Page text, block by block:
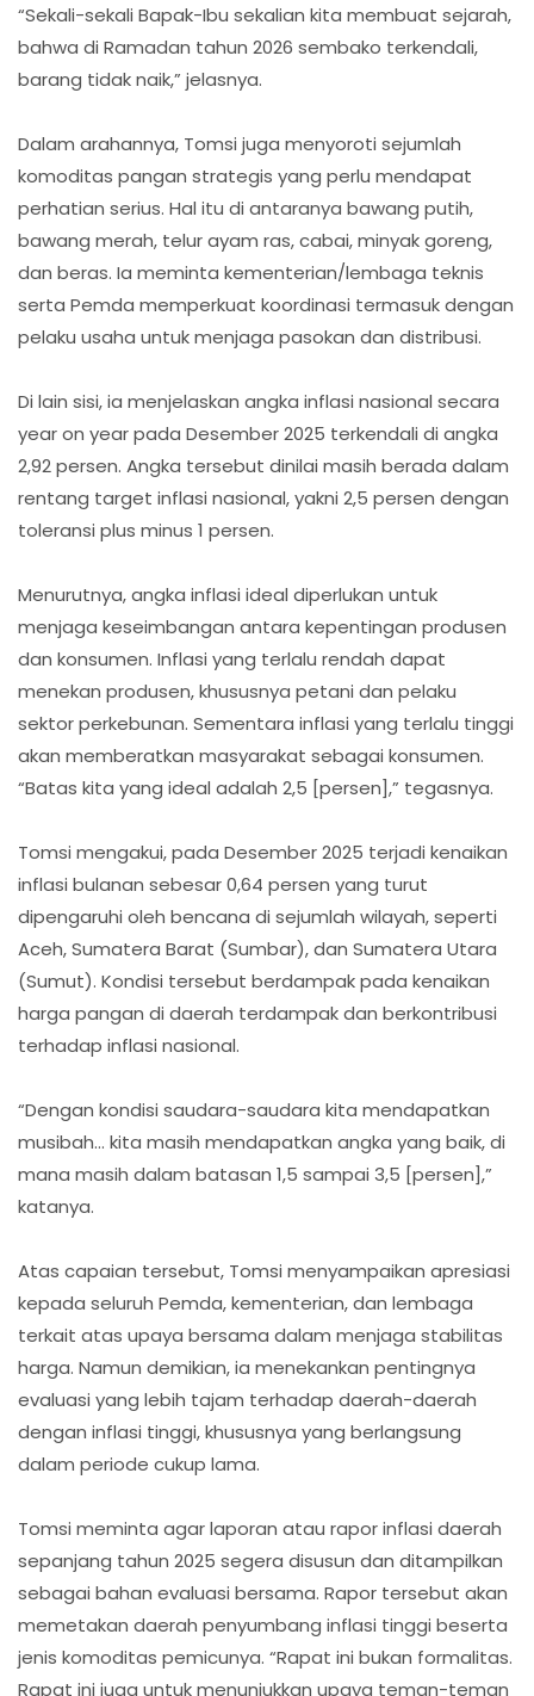
“Sekali-sekali Bapak-Ibu sekalian kita membuat sejarah,
bahwa di Ramadan tahun 2026 sembako terkendali,
barang tidak naik,” jelasnya.
Dalam arahannya, Tomsi juga menyoroti sejumlah
komoditas pangan strategis yang perlu mendapat
perhatian serius. Hal itu di antaranya bawang putih,
bawang merah, telur ayam ras, cabai, minyak goreng,
dan beras. Ia meminta kementerian/lembaga teknis
serta Pemda memperkuat koordinasi termasuk dengan
pelaku usaha untuk menjaga pasokan dan distribusi.
Di lain sisi, ia menjelaskan angka inflasi nasional secara
year on year pada Desember 2025 terkendali di angka
2,92 persen. Angka tersebut dinilai masih berada dalam
rentang target inflasi nasional, yakni 2,5 persen dengan
toleransi plus minus 1 persen.
Menurutnya, angka inflasi ideal diperlukan untuk
menjaga keseimbangan antara kepentingan produsen
dan konsumen. Inflasi yang terlalu rendah dapat
menekan produsen, khususnya petani dan pelaku
sektor perkebunan. Sementara inflasi yang terlalu tinggi
akan memberatkan masyarakat sebagai konsumen.
“Batas kita yang ideal adalah 2,5 [persen],” tegasnya.
Tomsi mengakui, pada Desember 2025 terjadi kenaikan
inflasi bulanan sebesar 0,64 persen yang turut
dipengaruhi oleh bencana di sejumlah wilayah, seperti
Aceh, Sumatera Barat (Sumbar), dan Sumatera Utara
(Sumut). Kondisi tersebut berdampak pada kenaikan
harga pangan di daerah terdampak dan berkontribusi
terhadap inflasi nasional.
“Dengan kondisi saudara-saudara kita mendapatkan
musibah… kita masih mendapatkan angka yang baik, di
mana masih dalam batasan 1,5 sampai 3,5 [persen],”
katanya.
Atas capaian tersebut, Tomsi menyampaikan apresiasi
kepada seluruh Pemda, kementerian, dan lembaga
terkait atas upaya bersama dalam menjaga stabilitas
harga. Namun demikian, ia menekankan pentingnya
evaluasi yang lebih tajam terhadap daerah-daerah
dengan inflasi tinggi, khususnya yang berlangsung
dalam periode cukup lama.
Tomsi meminta agar laporan atau rapor inflasi daerah
sepanjang tahun 2025 segera disusun dan ditampilkan
sebagai bahan evaluasi bersama. Rapor tersebut akan
memetakan daerah penyumbang inflasi tinggi beserta
jenis komoditas pemicunya. “Rapat ini bukan formalitas.
Rapat ini juga untuk menunjukkan upaya teman-teman